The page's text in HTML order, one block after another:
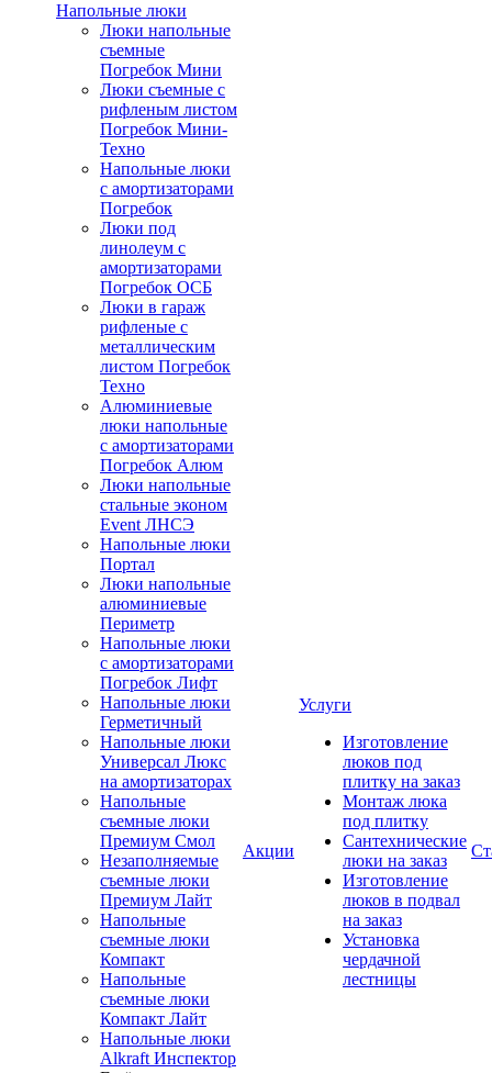
Напольные люки
Люки напольные
съемные
Погребок Мини
Люки съемные с
рифленым листом
Погребок Мини-
Техно
Напольные люки
с амортизаторами
Погребок
Люки под
линолеум с
амортизаторами
Погребок ОСБ
Люки в гараж
рифленые с
металлическим
листом Погребок
Техно
Алюминиевые
люки напольные
с амортизаторами
Погребок Алюм
Люки напольные
стальные эконом
Event ЛНСЭ
Напольные люки
Портал
Люки напольные
алюминиевые
Периметр
Напольные люки
с амортизаторами
Погребок Лифт
Напольные люки
Герметичный
Напольные люки
Универсал Люкс
на амортизаторах
Напольные
съемные люки
Премиум Смол
Незаполняемые
съемные люки
Премиум Лайт
Напольные
съемные люки
Компакт
Напольные
съемные люки
Компакт Лайт
Напольные люки
Alkraft Инспектор
Акции
Услуги
Изготовление
люков под
плитку на заказ
Монтаж люка
под плитку
Сантехнические
люки на заказ
Изготовление
люков в подвал
на заказ
Установка
чердачной
лестницы